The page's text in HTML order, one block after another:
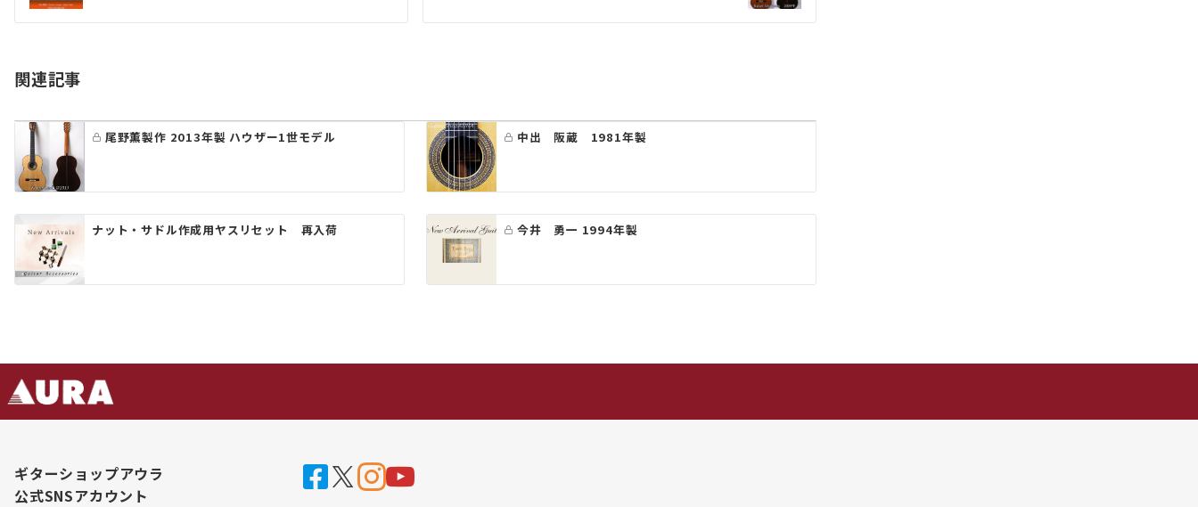
ナ
ゲ
シ
ョ
ン
関連記事
尾野薫製作 2013年製 ハウザー1世モデル 中出 阪蔵 1981年製
ナット・サドル作成用ヤスリセット 再入荷 今井 勇一 1994年製
ギターショップアウラ
公式SNSアカウント